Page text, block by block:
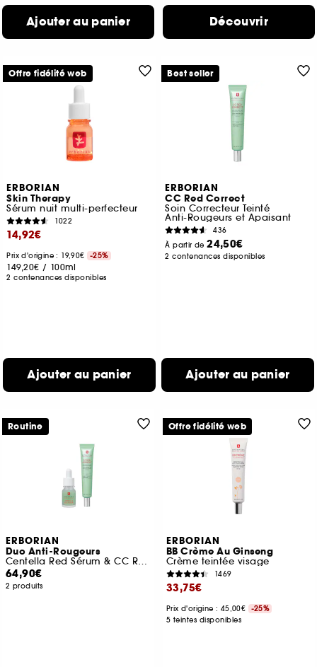
Ajouter au panier Découvrir
ERBORIAN
Skin Therapy
Sérum nuit multi-perfecteur
1022
14,92€
Prix d'origine : 19,90€ -25%
149,20€ / 100ml
2 contenances disponibles
Ajouter au panier
Offre fidélité web
ERBORIAN
CC Red Correct
Soin Correcteur Teinté
Anti-Rougeurs et Apaisant
436
À partir de24,50€
2 contenances disponibles
Ajouter au panier
Best seller
ERBORIAN
Duo Anti-Rougeurs
Centella Red Sérum & CC Red Correct
64,90€
2 produits
Routine
ERBORIAN
BB Crème Au Ginseng
Crème teintée visage
1469
33,75€
Prix d'origine : 45,00€
-25%
5 teintes disponibles
Offre fidélité web